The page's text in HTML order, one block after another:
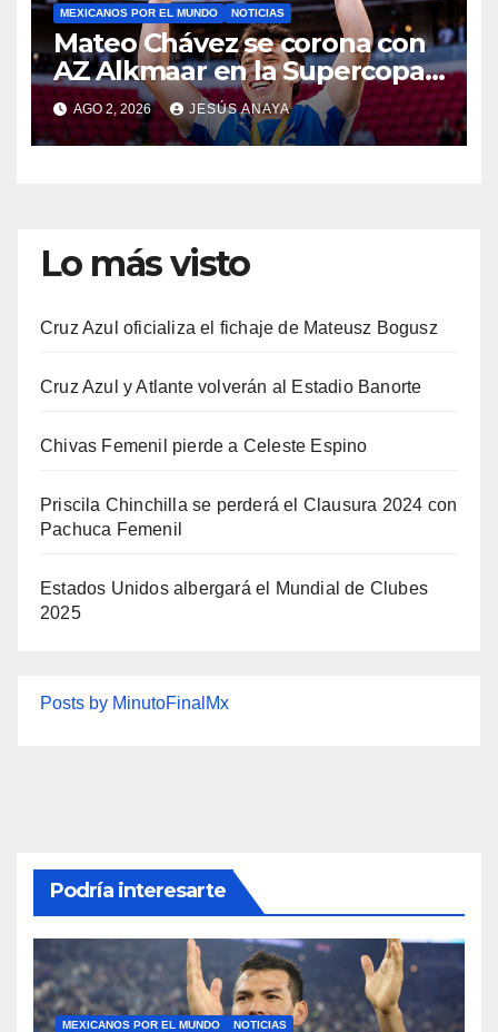
MEXICANOS POR EL MUNDO NOTICIAS
Mateo Chávez se corona con
AZ Alkmaar en la Supercopa
de Países Bajos
AGO 2, 2026 JESÚS ANAYA
Lo más visto
Cruz Azul oficializa el fichaje de Mateusz Bogusz
Cruz Azul y Atlante volverán al Estadio Banorte
Chivas Femenil pierde a Celeste Espino
Priscila Chinchilla se perderá el Clausura 2024 con
Pachuca Femenil
Estados Unidos albergará el Mundial de Clubes
2025
Posts by MinutoFinalMx
Podría interesarte
MEXICANOS POR EL MUNDO NOTICIAS